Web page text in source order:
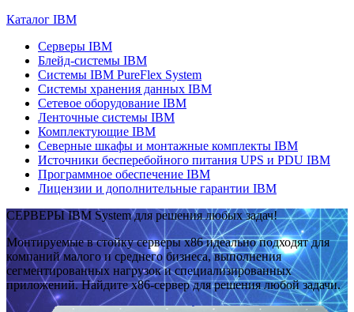
Каталог IBM
Серверы IBM
Блейд-системы IBM
Системы IBM PureFlex System
Системы хранения данных IBM
Сетевое оборудование IBM
Ленточные системы IBM
Комплектующие IBM
Северные шкафы и монтажные комплекты IBM
Источники бесперебойного питания UPS и PDU IBM
Программное обеспечение IBM
Лицензии и дополнительные гарантии IBM
СЕРВЕРЫ IBM System для решения любых задач!
Монтируемые в стойку серверы x86 идеально подходят для
компаний малого и среднего бизнеса, выполнения
сегментированных нагрузок и специализированных
приложений. Найдите x86-сервер для решения любой задачи.